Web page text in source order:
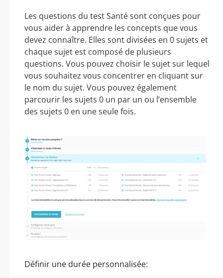
Les questions du test Santé sont conçues pour
vous aider à apprendre les concepts que vous
devez connaître. Elles sont divisées en 0 sujets et
chaque sujet est composé de plusieurs
questions. Vous pouvez choisir le sujet sur lequel
vous souhaitez vous concentrer en cliquant sur
le nom du sujet. Vous pouvez également
parcourir les sujets 0 un par un ou l’ensemble
des sujets 0 en une seule fois.
Définir une durée personnalisée: